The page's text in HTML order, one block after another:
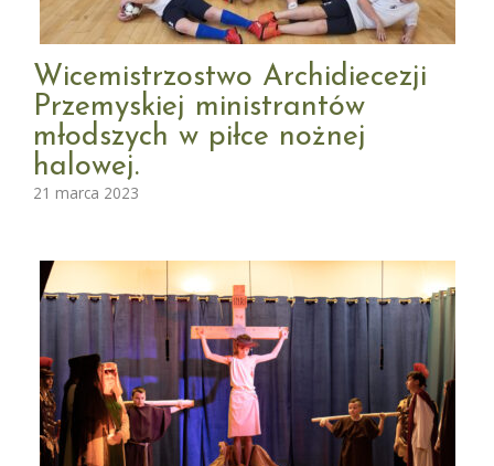
Wicemistrzostwo Archidiecezji
Przemyskiej ministrantów
młodszych w piłce nożnej
halowej.
21 marca 2023